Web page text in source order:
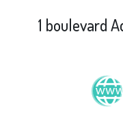
1 boulevard